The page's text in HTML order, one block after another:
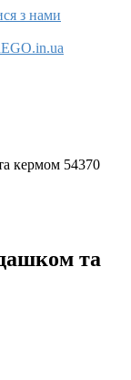
з нами
кермом 54370
та